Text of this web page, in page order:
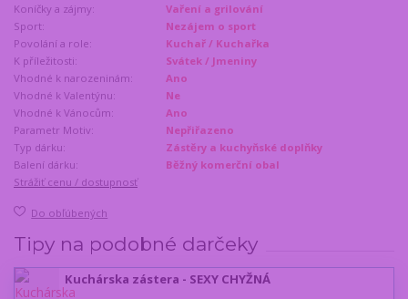
Koníčky a zájmy:
Vaření a grilování
Sport:
Nezájem o sport
Povolání a role:
Kuchař / Kuchařka
K příležitosti:
Svátek / Jmeniny
Vhodné k narozeninám:
Ano
Vhodné k Valentýnu:
Ne
Vhodné k Vánocům:
Ano
Parametr Motiv:
Nepřiřazeno
Typ dárku:
Zástěry a kuchyňské doplňky
Balení dárku:
Běžný komerční obal
Strážiť cenu / dostupnosť
Do obľúbených
Tipy na podobné darčeky
Kuchárska zástera - SEXY CHYŽNÁ